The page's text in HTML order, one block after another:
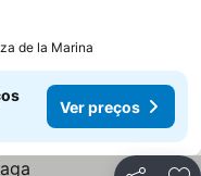
de la Marina
Ver preços